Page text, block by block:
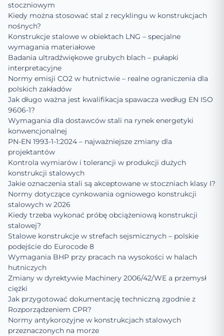
stoczniowym
Kiedy można stosować stal z recyklingu w konstrukcjach
nośnych?
Konstrukcje stalowe w obiektach LNG – specjalne
wymagania materiałowe
Badania ultradźwiękowe grubych blach – pułapki
interpretacyjne
Normy emisji CO2 w hutnictwie – realne ograniczenia dla
polskich zakładów
Jak długo ważna jest kwalifikacja spawacza według EN ISO
9606-1?
Wymagania dla dostawców stali na rynek energetyki
konwencjonalnej
PN-EN 1993-1-1:2024 – najważniejsze zmiany dla
projektantów
Kontrola wymiarów i tolerancji w produkcji dużych
konstrukcji stalowych
Jakie oznaczenia stali są akceptowane w stoczniach klasy I?
Normy dotyczące cynkowania ogniowego konstrukcji
stalowych w 2026
Kiedy trzeba wykonać próbę obciążeniową konstrukcji
stalowej?
Stalowe konstrukcje w strefach sejsmicznych – polskie
podejście do Eurocode 8
Wymagania BHP przy pracach na wysokości w halach
hutniczych
Zmiany w dyrektywie Machinery 2006/42/WE a przemysł
ciężki
Jak przygotować dokumentację techniczną zgodnie z
Rozporządzeniem CPR?
Normy antykorozyjne w konstrukcjach stalowych
przeznaczonych na morze